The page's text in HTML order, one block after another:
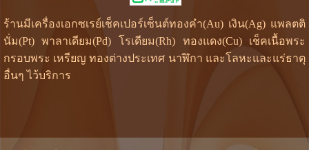
ร้านมีเครื่องเอกซเรย์เช็คเปอร์เซ็นต์ทองคำ(Au) เงิน(Ag) แพลตติ
นั่ม(Pt) พาลาเดียม(Pd) โรเดียม(Rh) ทองแดง(Cu) เช็คเนื้อพระ
กรอบพระ เหรียญ ทองต่างประเทศ นาฬิกา และโลหะและแร่ธาตุ
อื่นๆ ไว้บริการ